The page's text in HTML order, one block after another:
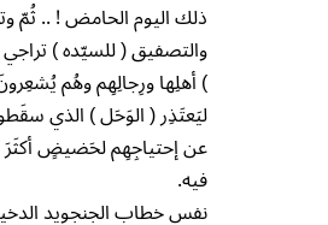
ذلك اليوم الحامض ! .. ثُمّ
والتصفيق ( للسيّده )
) أهلِها ورِجالِهِم وهُم
ليَعتَذِر ( الوَحَل ) الذي
عن إحتياجِهِم لحَضيضٍ أكثَرَ
فيه.
نفس خطاب الجنجويد